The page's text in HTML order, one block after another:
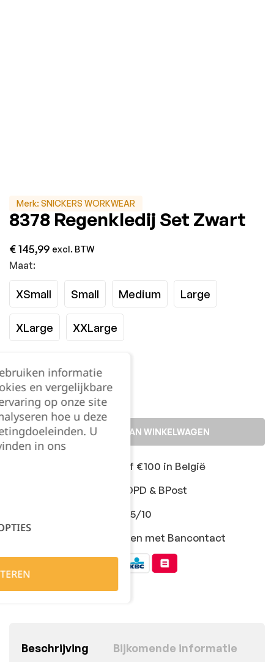
Merk: SNICKERS WORKWEAR
8378 Regenkledij Set Zwart
€145,99 excl. BTW
Maat:
XSmall Small Medium Large
XLarge XXLarge
TOEVOEGEN AAN WINKELWAGEN
Gratis levering vanaf €100 in België
Snelle levering met DPD & BPost
Klanten geven ons 9,5/10
Veilig online afrekenen met Bancontact
Beschrijving Bijkomende informatie
informatie
en vergelijkbare
op onze site
hoe u deze
U
in ons